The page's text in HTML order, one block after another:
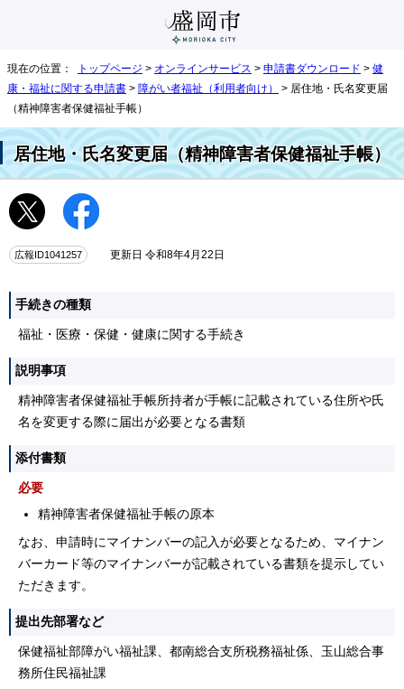
現在の位置： トップページ > オンラインサービス > 申請書ダウンロード > 健
康・福祉に関する申請書 > 障がい者福祉（利用者向け）
> 居住地・氏名変更届
（精神障害者保健福祉手帳）
居住地・氏名変更届（精神障害者保健福祉手帳）
広報ID1041257 更新日 令和8年4月22日
手続きの種類
福祉・医療・保健・健康に関する手続き
説明事項
精神障害者保健福祉手帳所持者が手帳に記載されている住所や氏
名を変更する際に届出が必要となる書類
添付書類
必要
精神障害者保健福祉手帳の原本
なお、申請時にマイナンバーの記入が必要となるため、マイナン
バーカード等のマイナンバーが記載されている書類を提示してい
ただきます。
提出先部署など
保健福祉部障がい福祉課、都南総合支所税務福祉係、玉山総合事
務所住民福祉課